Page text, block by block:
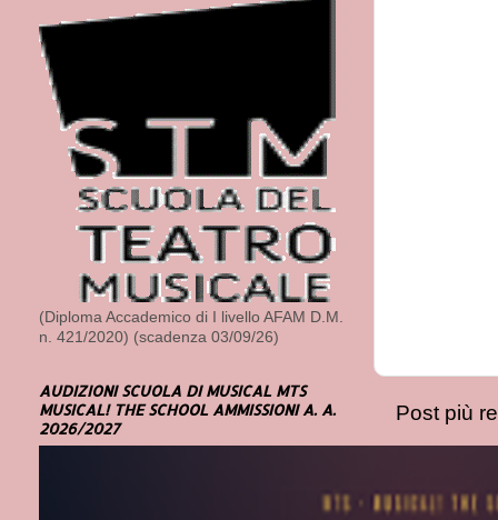
Post più
(Diploma Accademico di I livello AFAM D.M.
n. 421/2020) (scadenza 03/09/26)
AUDIZIONI SCUOLA DI MUSICAL MTS
MUSICAL! THE SCHOOL AMMISSIONI A. A.
2026/2027